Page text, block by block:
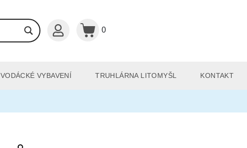
0
VODÁCKÉ VYBAVENÍ TRUHLÁRNA LITOMYŠL KONTAKT